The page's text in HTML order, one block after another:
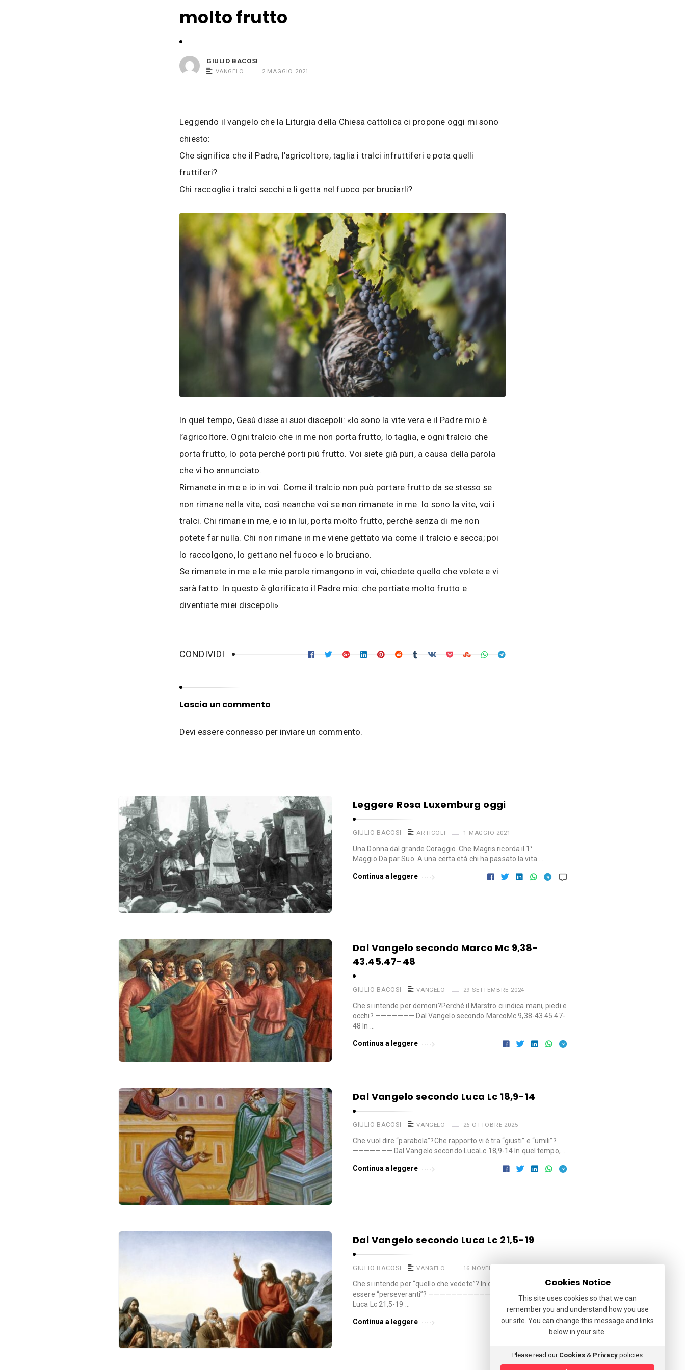
molto frutto
GIULIO BACOSI
VANGELO 2 MAGGIO 2021
Leggendo il vangelo che la Liturgia della Chiesa cattolica ci propone oggi mi sono
chiesto:
Che significa che il Padre, l’agricoltore, taglia i tralci infruttiferi e pota quelli
fruttiferi?
Chi raccoglie i tralci secchi e li getta nel fuoco per bruciarli?
In quel tempo, Gesù disse ai suoi discepoli: «Io sono la vite vera e il Padre mio è
l’agricoltore. Ogni tralcio che in me non porta frutto, lo taglia, e ogni tralcio che
porta frutto, lo pota perché porti più frutto. Voi siete già puri, a causa della parola
che vi ho annunciato.
Rimanete in me e io in voi. Come il tralcio non può portare frutto da se stesso se
non rimane nella vite, così neanche voi se non rimanete in me. Io sono la vite, voi i
tralci. Chi rimane in me, e io in lui, porta molto frutto, perché senza di me non
potete far nulla. Chi non rimane in me viene gettato via come il tralcio e secca; poi
lo raccolgono, lo gettano nel fuoco e lo bruciano.
Se rimanete in me e le mie parole rimangono in voi, chiedete quello che volete e vi
sarà fatto. In questo è glorificato il Padre mio: che portiate molto frutto e
diventiate miei discepoli».
‫CONDIVIDI
Lascia un commento
Devi essere connesso per inviare un commento.
Leggere Rosa Luxemburg oggi
GIULIO BACOSI ARTICOLI 1 MAGGIO 2021
Una Donna dal grande Coraggio. Che Magris ricorda il 1°
Maggio.Da par Suo. A una certa età chi ha passato la vita …
Continua a leggere
Dal Vangelo secondo Marco Mc 9,38-
43.45.47-48
GIULIO BACOSI VANGELO 29 SETTEMBRE 2024
Che si intende per demoni?⁠Perché il Marstro ci indica mani, piedi e
occhi? ——————— Dal Vangelo secondo MarcoMc 9,38-43.45.47-
48 In …
Continua a leggere
Dal Vangelo secondo Luca Lc 18,9-14
GIULIO BACOSI VANGELO 26 OTTOBRE 2025
Che vuol dire “parabola”?Che rapporto vi è tra “giusti” e “umili”?
——————— Dal Vangelo secondo LucaLc 18,9-14 In quel tempo, …
Continua a leggere
Dal Vangelo secondo Luca Lc 21,5-19
GIULIO BACOSI VANGELO 16 NOVEMBRE 2025
Che si intende per “quello che vedete”? In che senso occorre
essere “perseveranti”? ———————————— Dal Vangelo secondo
Luca Lc 21,5-19 …
Continua a leggere
Cookies Notice
This site uses cookies so that we can
remember you and understand how you use
our site. You can change this message and links
below in your site.
Please read our Cookies & Privacy policies